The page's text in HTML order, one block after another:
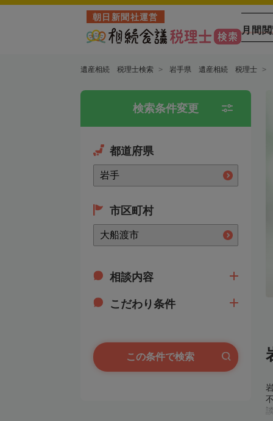
朝日新聞社運営
月間
遺産相続 税理士検索 岩手県 遺産相続 税理士
検索条件変更
都道府県
市区町村
相談内容
こだわり条件
この条件で検索